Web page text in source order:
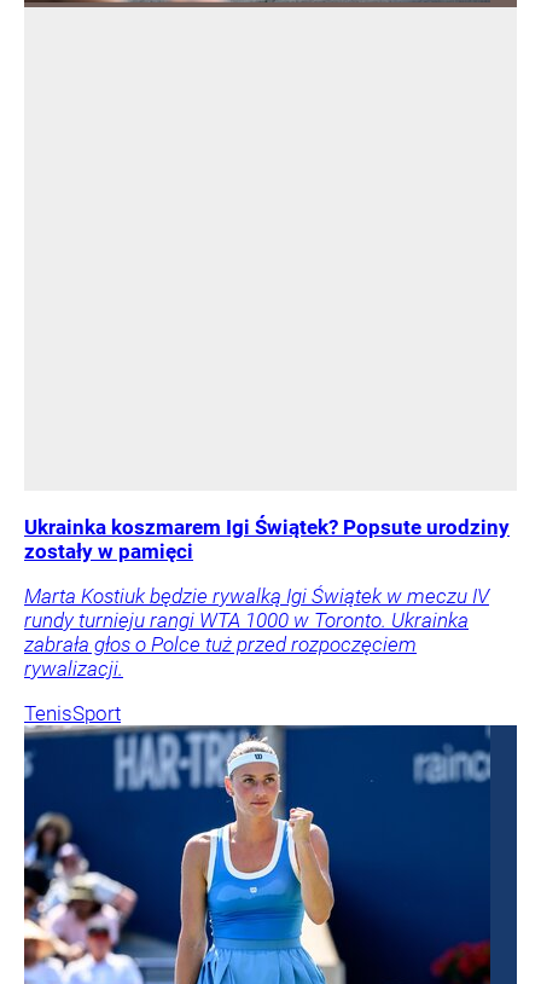
Ukrainka koszmarem Igi Świątek? Popsute urodziny
zostały w pamięci
Marta Kostiuk będzie rywalką Igi Świątek w meczu IV
rundy turnieju rangi WTA 1000 w Toronto. Ukrainka
zabrała głos o Polce tuż przed rozpoczęciem
rywalizacji.
TenisSport